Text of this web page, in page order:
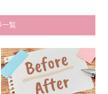
一覧